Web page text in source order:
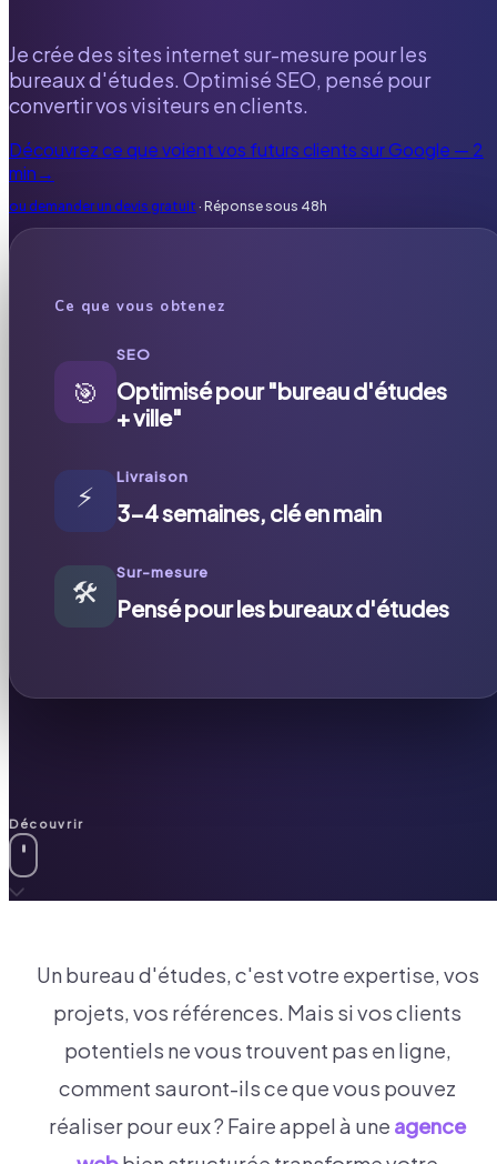
Je crée des sites internet sur-mesure pour les
bureaux d'études. Optimisé SEO, pensé pour
convertir vos visiteurs en clients.
Découvrez ce que voient vos futurs clients sur Google — 2
min→
ou demander un devis gratuit · Réponse sous 48h
Ce que vous obtenez
🎯
SEO
Optimisé pour "bureau d'études
+ ville"
⚡
Livraison
3-4 semaines, clé en main
🛠️
Sur-mesure
Pensé pour les bureaux d'études
Découvrir
Un bureau d'études, c'est votre expertise, vos
projets, vos références. Mais si vos clients
potentiels ne vous trouvent pas en ligne,
comment sauront-ils ce que vous pouvez
réaliser pour eux ? Faire appel à une agence